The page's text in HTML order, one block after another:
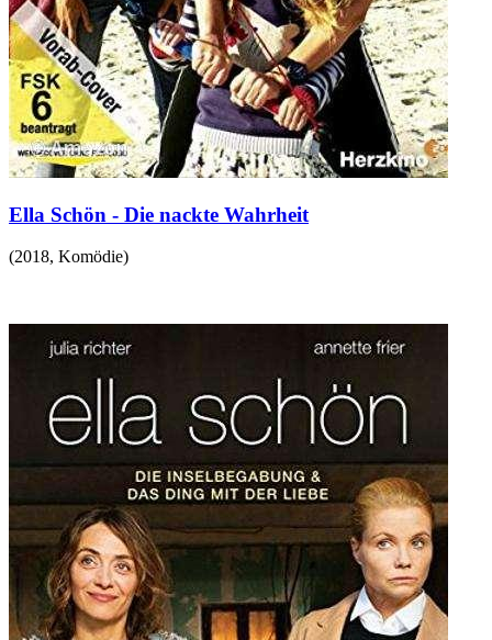
Ella Schön - Die nackte Wahrheit
(2018, Komödie)